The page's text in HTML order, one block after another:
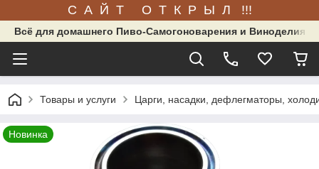
С А Й Т О Т К Р Ы Л !!!
Всё для домашнего Пиво-Самогоноварения и Виноделия.
Товары и услуги Царги, насадки, дефлегматоры,
Новинка